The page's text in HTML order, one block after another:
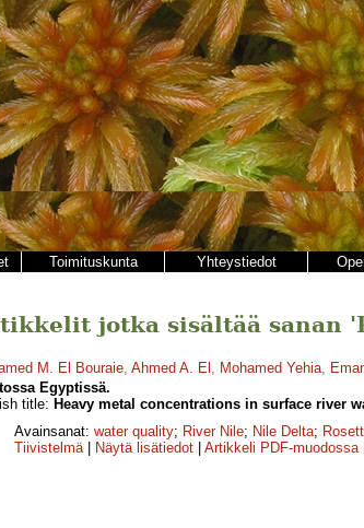
Toimituskunta Yhteystiedot
jotka sisältää sanan
M. El Bouraie, Ahmed A. El , Mohamed Yehia,
Egyptissä.
title: Heavy metal concentrations in surface river
Avainsanat: water quality; River Nile; Nile Delta;
Tiivistelmä| Näytä lisätiedot Artikkeli PDF-muodossa|